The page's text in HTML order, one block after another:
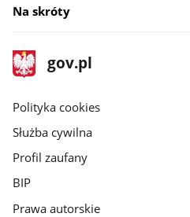
Na skróty
stopka
gov.pl
Strona
gov.pl
gov.pl
Polityka cookies
Służba cywilna
Profil zaufany
BIP
Prawa autorskie